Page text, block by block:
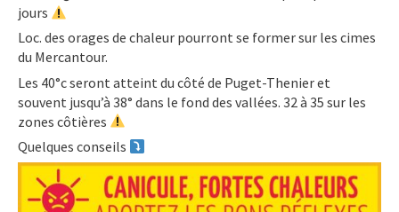
jours
Loc. des orages de chaleur pourront se former sur les cimes
du Mercantour.
Les 40°c seront atteint du côté de Puget-Thenier et
souvent jusqu’à 38° dans le fond des vallées. 32 à 35 sur les
zones côtières
Quelques conseils